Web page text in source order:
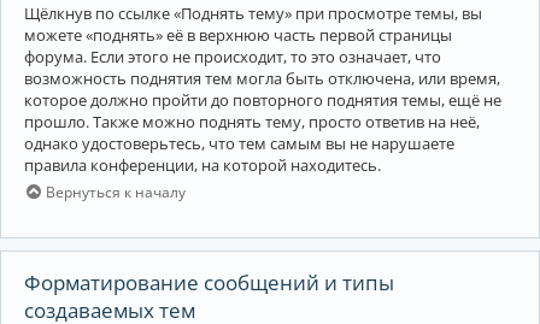
Щёлкнув по ссылке «Поднять тему» при просмотре темы, вы
можете «поднять» её в верхнюю часть первой страницы
форума. Если этого не происходит, то это означает, что
возможность поднятия тем могла быть отключена, или время,
которое должно пройти до повторного поднятия темы, ещё не
прошло. Также можно поднять тему, просто ответив на неё,
однако удостоверьтесь, что тем самым вы не нарушаете
правила конференции, на которой находитесь.
Вернуться к началу
Форматирование сообщений и типы
создаваемых тем